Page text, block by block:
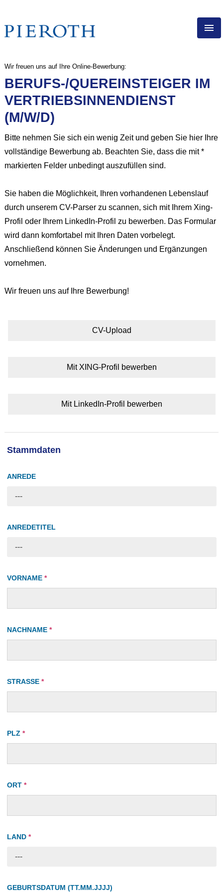
PIEROTH ALS ARBEITSGEBER
DIREKTVERTRIEB
BERUFSERFAHRENE
STELLENANGEBOTE
Wir freuen uns auf Ihre Online-Bewerbung:
BERUFS-/QUEREINSTEIGER IM
VERTRIEBSINNENDIENST
(M/W/D)
Bitte nehmen Sie sich ein wenig Zeit und geben Sie hier Ihre
vollständige Bewerbung ab. Beachten Sie, dass die mit *
markierten Felder unbedingt auszufüllen sind.
Sie haben die Möglichkeit, Ihren vorhandenen Lebenslauf
durch unserem CV-Parser zu scannen, sich mit Ihrem Xing-
Profil oder Ihrem LinkedIn-Profil zu bewerben. Das Formular
wird dann komfortabel mit Ihren Daten vorbelegt.
Anschließend können Sie Änderungen und Ergänzungen
vornehmen.
Wir freuen uns auf Ihre Bewerbung!
CV-Upload
Mit XING-Profil bewerben
Mit LinkedIn-Profil bewerben
Stammdaten
ANREDE
---
ANREDETITEL
---
VORNAME *
NACHNAME *
STRASSE *
PLZ *
ORT *
LAND *
---
GEBURTSDATUM (TT.MM.JJJJ)